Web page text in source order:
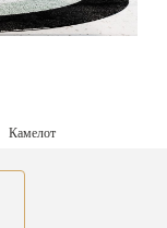
Камелот